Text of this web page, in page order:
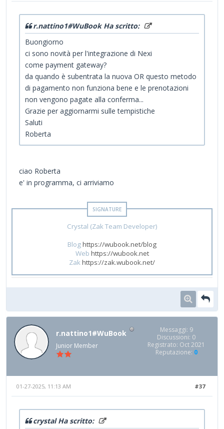
r.nattino1#WuBook Ha scritto:
Buongiorno
ci sono novità per l'integrazione di Nexi
come payment gateway?
da quando è subentrata la nuova OR questo metodo
di pagamento non funziona bene e le prenotazioni
non vengono pagate alla conferma...
Grazie per aggiornarmi sulle tempistiche
Saluti
Roberta
ciao Roberta
e' in programma, ci arriviamo
Crystal (Zak Team Developer)
Bloghttps://wubook.net/blog
Web https://wubook.net
Zakhttps://zak.wubook.net/
r.nattino1#WuBook
Junior Member
Messaggi: 9
Discussioni: 0
Registrato: Oct 2021
Reputazione: 0
#37
01-27-2025, 11:13 AM
crystal Ha scritto: